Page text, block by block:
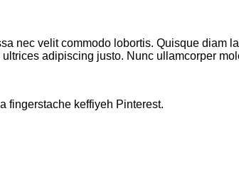
nec velit commodo lobortis. Quisque diam
adipiscing justo. Nunc ullamcorper
fingerstache keffiyeh Pinterest.